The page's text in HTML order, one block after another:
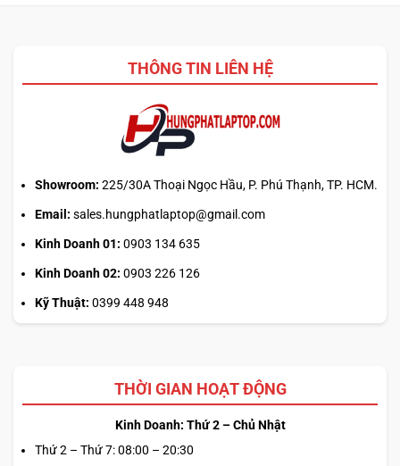
THÔNG TIN LIÊN HỆ
Showroom: 225/30A Thoại Ngọc Hầu, P. Phú Thạnh, TP. HCM.
Email: sales.hungphatlaptop@gmail.com
Kinh Doanh 01: 0903 134 635
Kinh Doanh 02: 0903 226 126
Kỹ Thuật: 0399 448 948
THỜI GIAN HOẠT ĐỘNG
Kinh Doanh: Thứ 2 – Chủ Nhật
Thứ 2 – Thứ 7: 08:00 – 20:30